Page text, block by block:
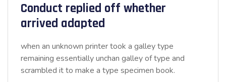
Conduct replied off whether
arrived adapted
when an unknown printer took a galley type
remaining essentially unchan galley of type and
scrambled it to make a type specimen book.